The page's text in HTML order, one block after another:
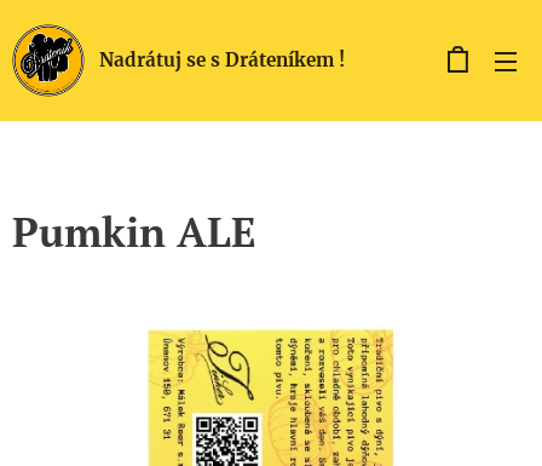
Nadrátuj se s Dráteníkem !
Pumkin ALE